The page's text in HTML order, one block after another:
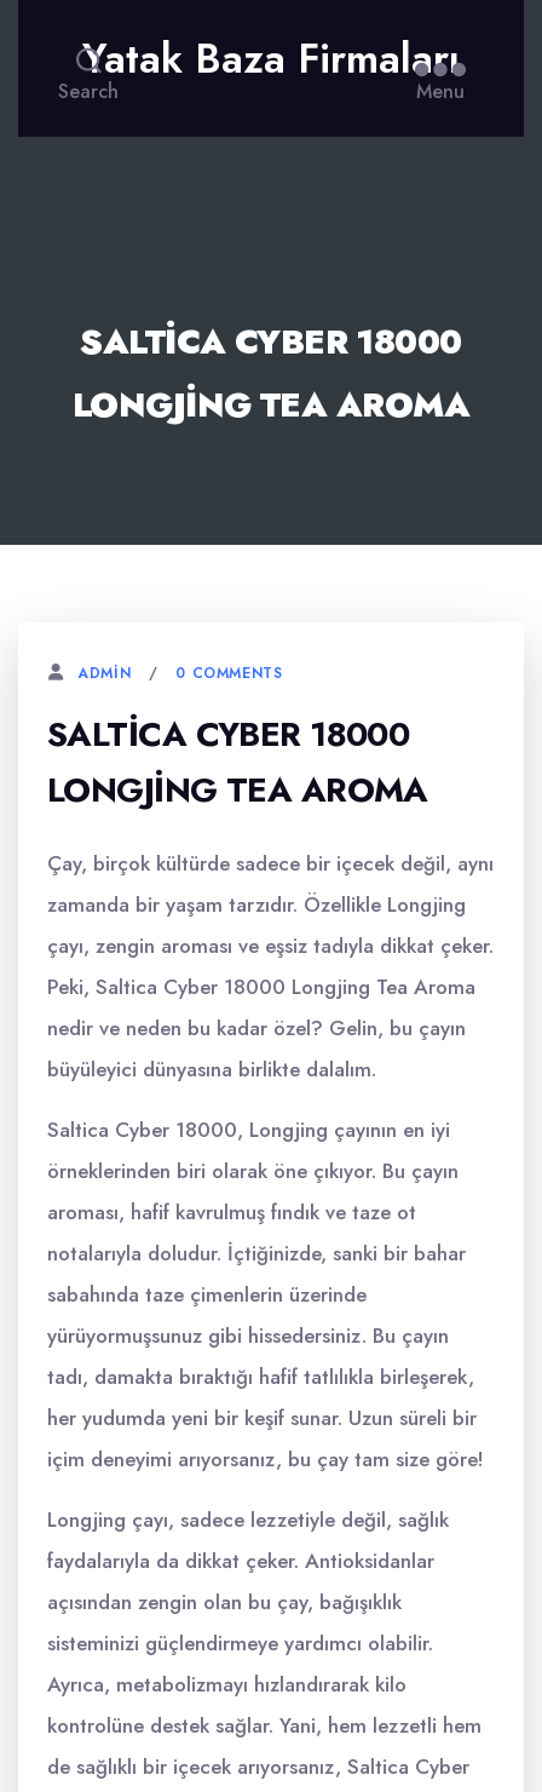
Search
Yatak Baza Firmaları
Menu
SALTICA CYBER 18000
LONGJING TEA AROMA
ADMIN 0 COMMENTS
SALTICA CYBER 18000
LONGJING TEA AROMA
Çay, birçok kültürde sadece bir içecek değil, aynı
zamanda bir yaşam tarzıdır. Özellikle Longjing
çayı, zengin aroması ve eşsiz tadıyla dikkat çeker.
Peki, Saltica Cyber 18000 Longjing Tea Aroma
nedir ve neden bu kadar özel? Gelin, bu çayın
büyüleyici dünyasına birlikte dalalım.
Saltica Cyber 18000, Longjing çayının en iyi
örneklerinden biri olarak öne çıkıyor. Bu çayın
aroması, hafif kavrulmuş fındık ve taze ot
notalarıyla doludur. İçtiğinizde, sanki bir bahar
sabahında taze çimenlerin üzerinde
yürüyormuşsunuz gibi hissedersiniz. Bu çayın
tadı, damakta bıraktığı hafif tatlılıkla birleşerek,
her yudumda yeni bir keşif sunar. Uzun süreli bir
içim deneyimi arıyorsanız, bu çay tam size göre!
Longjing çayı, sadece lezzetiyle değil, sağlık
faydalarıyla da dikkat çeker. Antioksidanlar
açısından zengin olan bu çay, bağışıklık
sisteminizi güçlendirmeye yardımcı olabilir.
Ayrıca, metabolizmayı hızlandırarak kilo
kontrolüne destek sağlar. Yani, hem lezzetli hem
de sağlıklı bir içecek arıyorsanız, Saltica Cyber